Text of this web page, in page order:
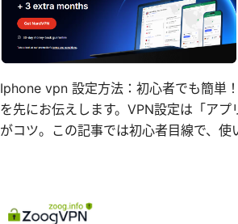
Iphone vpn 設定方法：初心者でも簡単
を先にお伝えします。VPN設定は「アプ
がコツ。この記事では初心者目線で、使